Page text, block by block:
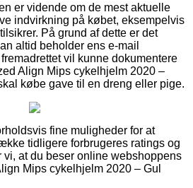
er vidende om de mest aktuelle
indvirkning på købet, eksempelvis
På grund af dette er det
altid beholder ens e-mail
vil kunne dokumentere
Align Mips cykelhjelm 2020 –
købe gave til en dreng eller pige.
fine muligheder for at
tidligere forbrugeres ratings og
vi, at du beser online webshoppens
Mips cykelhjelm 2020 – Gul